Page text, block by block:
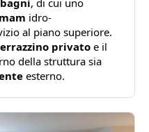
, di cui uno
idro-
al piano superiore.
privato e il
della struttura sia
esterno.